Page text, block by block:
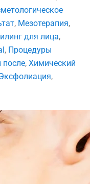
, Мезотерапия,
для лица,
, Процедуры
после, Химический
,